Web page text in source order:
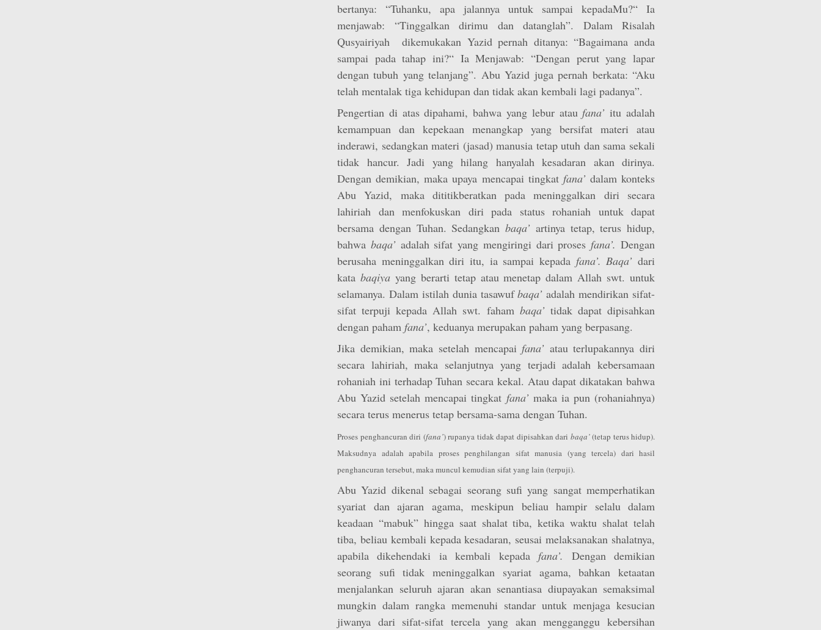
bertanya: “Tuhanku, apa jalannya untuk sampai kepadaMu?“ Ia
menjawab: “Tinggalkan dirimu dan datanglah”. Dalam Risalah
Qusyairiyah dikemukakan Yazid pernah ditanya: “Bagaimana anda
sampai pada tahap ini?“ Ia Menjawab: “Dengan perut yang lapar
dengan tubuh yang telanjang”. Abu Yazid juga pernah berkata: “Aku
telah mentalak tiga kehidupan dan tidak akan kembali lagi padanya”.
Pengertian di atas dipahami, bahwa yang lebur ataufana’ itu adalah
kemampuan dan kepekaan menangkap yang bersifat materi atau
inderawi, sedangkan materi (jasad) manusia tetap utuh dan sama sekali
tidak hancur. Jadi yang hilang hanyalah kesadaran akan dirinya.
Dengan demikian, maka upaya mencapai tingkat fana’ dalam konteks
Abu Yazid, maka dititikberatkan pada meninggalkan diri secara
lahiriah dan menfokuskan diri pada status rohaniah untuk dapat
bersama dengan Tuhan. Sedangkan baqa’ artinya tetap, terus hidup,
bahwa baqa’ adalah sifat yang mengiringi dari prosesfana’.Dengan
berusaha meninggalkan diri itu, ia sampai kepada fana’. Baqa’dari
kata baqiyayang berarti tetap atau menetap dalam Allah swt. untuk
selamanya. Dalam istilah dunia tasawufbaqa’ adalah mendirikan sifat-
sifat terpuji kepada Allah swt. faham baqa’ tidak dapat dipisahkan
dengan paham fana’, keduanya merupakan paham yang berpasang.
Jika demikian, maka setelah mencapaifana’ atau terlupakannya diri
secara lahiriah, maka selanjutnya yang terjadi adalah kebersamaan
rohaniah ini terhadap Tuhan secara kekal. Atau dapat dikatakan bahwa
Abu Yazid setelah mencapai tingkat fana’ maka ia pun (rohaniahnya)
secara terus menerus tetap bersama-sama dengan Tuhan.
Proses penghancuran diri (fana’) rupanya tidak dapat dipisahkan dari baqa’(tetap terus hidup).
Maksudnya adalah apabila proses penghilangan sifat manusia (yang tercela) dari hasil
penghancuran tersebut, maka muncul kemudian sifat yang lain (terpuji).
Abu Yazid dikenal sebagai seorang sufi yang sangat memperhatikan
syariat dan ajaran agama, meskipun beliau hampir selalu dalam
keadaan “mabuk” hingga saat shalat tiba, ketika waktu shalat telah
tiba, beliau kembali kepada kesadaran, seusai melaksanakan shalatnya,
apabila dikehendaki ia kembali kepadafana’. Dengan demikian
seorang sufi tidak meninggalkan syariat agama, bahkan ketaatan
menjalankan seluruh ajaran akan senantiasa diupayakan semaksimal
mungkin dalam rangka memenuhi standar untuk menjaga kesucian
jiwanya dari sifat-sifat tercela yang akan mengganggu kebersihan